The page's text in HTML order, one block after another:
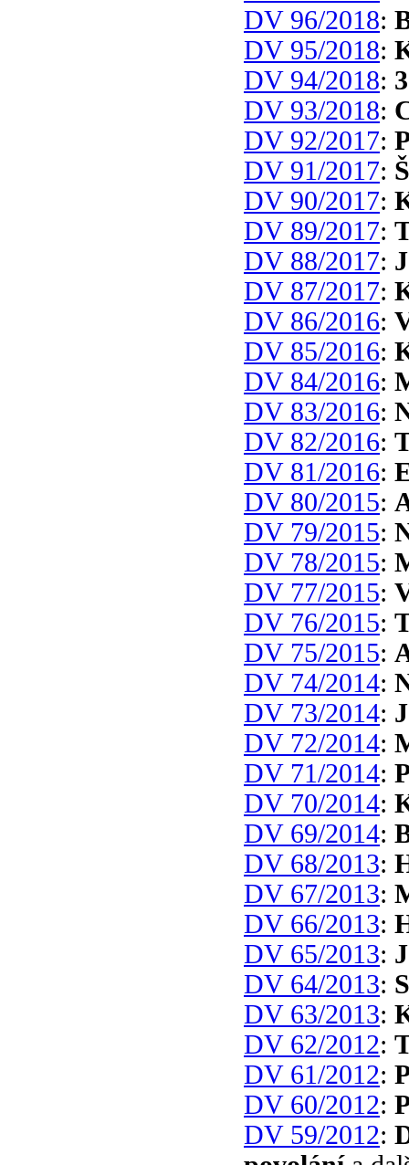
DV 96/2018:
DV 95/2018:
DV 94/2018:
DV 93/2018:
DV 92/2017:
DV 91/2017:
DV 90/2017:
DV 89/2017:
DV 88/2017:
DV 87/2017:
DV 86/2016:
DV 85/2016:
DV 84/2016:
DV 83/2016:
DV 82/2016:
DV 81/2016:
DV 80/2015:
DV 79/2015:
DV 78/2015:
DV 77/2015:
DV 76/2015:
DV 75/2015:
DV 74/2014:
DV 73/2014:
DV 72/2014:
DV 71/2014:
DV 70/2014:
DV 69/2014:
DV 68/2013:
DV 67/2013:
DV 66/2013:
DV 65/2013:
DV 64/2013:
DV 63/2013:
DV 62/2012:
DV 61/2012:
DV 60/2012:
DV 59/2012: